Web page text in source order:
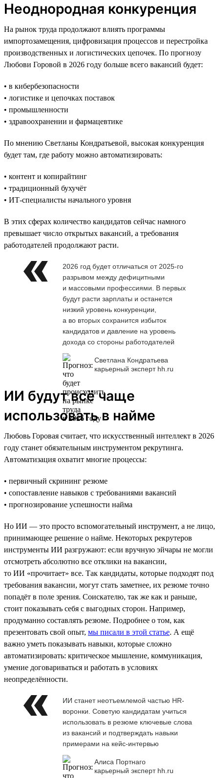
Неоднородная конкуренция
На рынок труда продолжают влиять программы
импортозамещения, цифровизация процессов и перестройка
производственных и логистических цепочек. По прогнозу
Любови Горовой в 2026 году больше всего вакансий будет:
• в кибербезопасности
• логистике и цепочках поставок
• промышленности
• здравоохранении и фармацевтике
По мнению Светланы Кондратьевой, высокая конкуренция
будет там, где работу можно автоматизировать:
• контент и копирайтинг
• традиционный бухучёт
• ИТ-специалисты начального уровня
В этих сферах количество кандидатов сейчас намного
превышает число открытых вакансий, а требования
работодателей продолжают расти.
2026 год будет отличаться от 2025-го
разрывом между дефицитными
и массовыми профессиями. В первых
будут расти зарплаты и останется
низкий уровень конкуренции,
а во вторых сохранится избыток
кандидатов и давление на уровень
дохода со стороны работодателей
Светлана Кондратьева
карьерный эксперт hh.ru
ИИ будут всё чаще
использовать в найме
Любовь Горовая считает, что искусственный интеллект в 2026
году станет обязательным инструментом рекрутинга.
Автоматизация охватит многие процессы:
• первичный скрининг резюме
• сопоставление навыков с требованиями вакансий
• прогнозирование успешности найма
Но ИИ — это просто вспомогательный инструмент, а не лицо,
принимающее решение о найме. Некоторых рекрутеров
инструменты ИИ разгружают: если вручную эйчары не могли
отсмотреть абсолютно все отклики на вакансии,
то ИИ «прочитает» все. Так кандидаты, которые подходят под
требования вакансии, могут стать заметнее, их резюме точно
попадёт в поле зрения. Соискателю, так же как и раньше,
стоит показывать себя с выгодных сторон. Например,
продуманно составлять резюме. Подробнее о том, как
презентовать свой опыт, мы писали в этой статье. А ещё
важно уметь показывать навыки, которые сложно
автоматизировать: критическое мышление, коммуникация,
умение договариваться и работать в условиях
неопределённости.
ИИ станет неотъемлемой частью HR-
воронки. Советую кандидатам учиться
использовать в резюме ключевые слова
из вакансий и подтверждать навыки
примерами на кейс-интервью
Алиса Портнаго
карьерный эксперт hh.ru